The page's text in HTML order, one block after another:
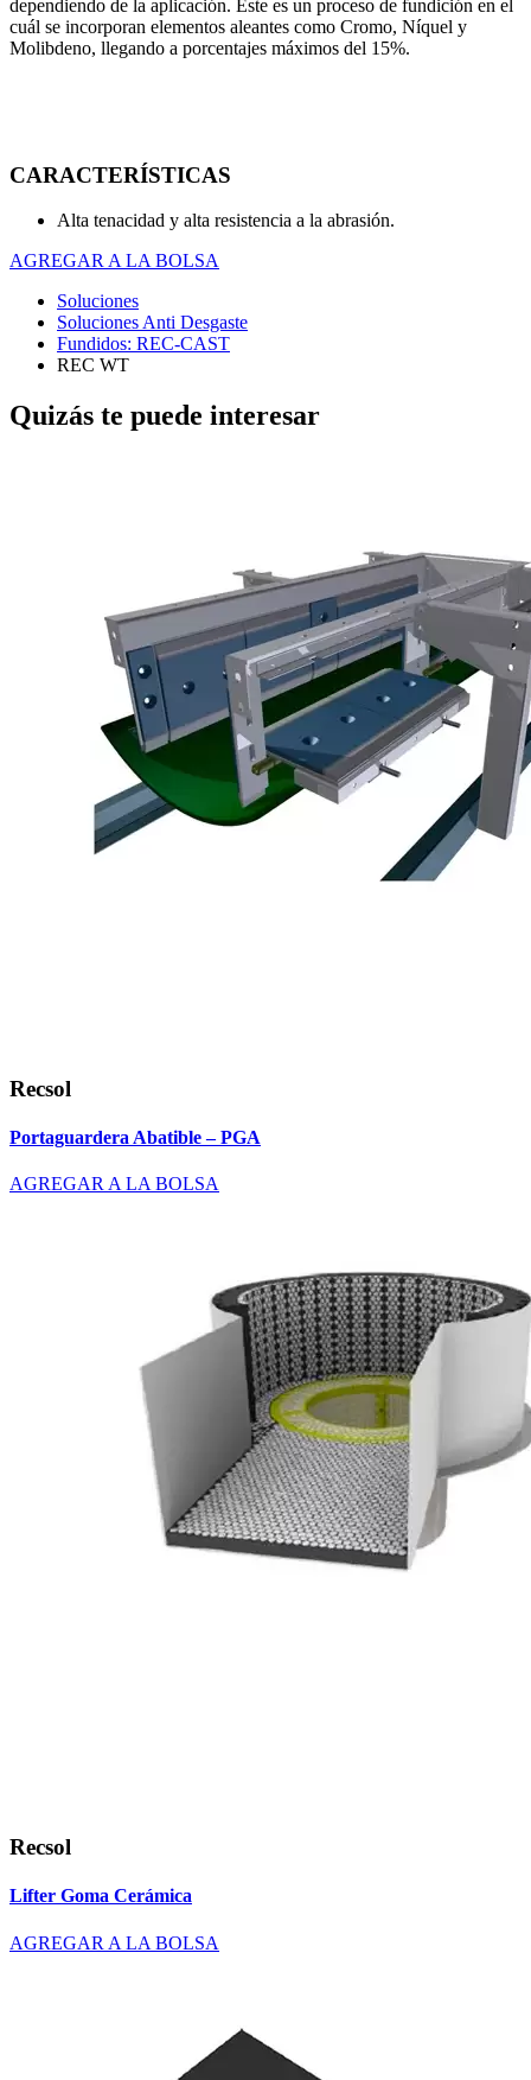
dependiendo de la aplicación. Este es un proceso de fundición en el
cuál se incorporan elementos aleantes como Cromo, Níquel y
Molibdeno, llegando a porcentajes máximos del 15%.
CARACTERÍSTICAS
Alta tenacidad y alta resistencia a la abrasión.
AGREGAR A LA BOLSA
Soluciones
Soluciones Anti Desgaste
Fundidos: REC-CAST
REC WT
Quizás te puede interesar
Recsol
Portaguardera Abatible – PGA
AGREGAR A LA BOLSA
Recsol
Lifter Goma Cerámica
AGREGAR A LA BOLSA